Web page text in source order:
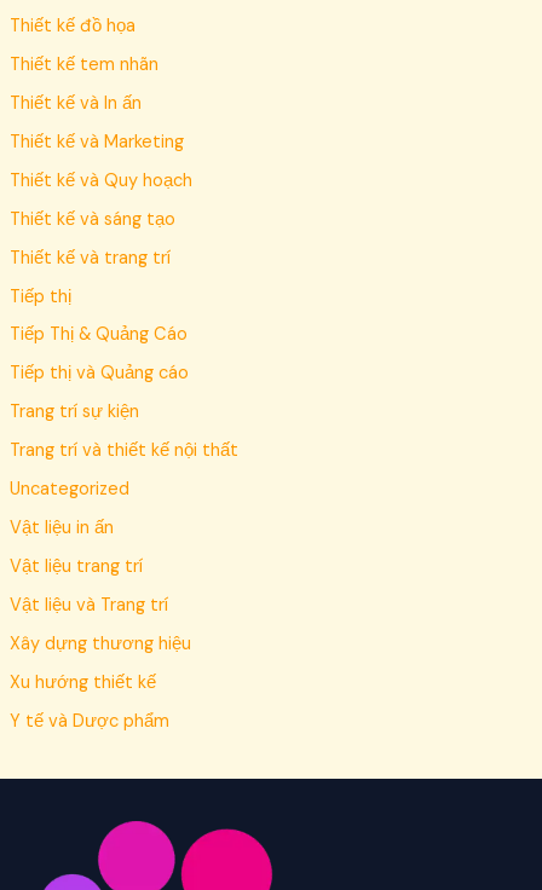
Thiết kế đồ họa
Thiết kế tem nhãn
Thiết kế và In ấn
Thiết kế và Marketing
Thiết kế và Quy hoạch
Thiết kế và sáng tạo
Thiết kế và trang trí
Tiếp thị
Tiếp Thị & Quảng Cáo
Tiếp thị và Quảng cáo
Trang trí sự kiện
Trang trí và thiết kế nội thất
Uncategorized
Vật liệu in ấn
Vật liệu trang trí
Vật liệu và Trang trí
Xây dựng thương hiệu
Xu hướng thiết kế
Y tế và Dược phẩm